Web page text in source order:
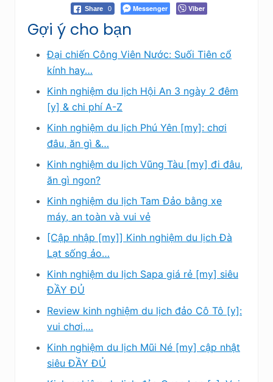
Share 0 Messenger Viber
Gợi ý cho bạn
Đại chiến Công Viên Nước: Suối Tiên cổ
kính hay…
Kinh nghiệm du lịch Hội An 3 ngày 2 đêm
[y] & chi phí A-Z
Kinh nghiệm du lịch Phú Yên [my]: chơi
đâu, ăn gì &…
Kinh nghiệm du lịch Vũng Tàu [my] đi đâu,
ăn gì ngon?
Kinh nghiệm du lịch Tam Đảo bằng xe
máy, an toàn và vui vẻ
[Cập nhập [my]] Kinh nghiệm du lịch Đà
Lạt sống ảo…
Kinh nghiệm du lịch Sapa giá rẻ [my] siêu
ĐẦY ĐỦ
Review kinh nghiệm du lịch đảo Cô Tô [y]:
vui chơi,…
Kinh nghiệm du lịch Mũi Né [my] cập nhật
siêu ĐẦY ĐỦ